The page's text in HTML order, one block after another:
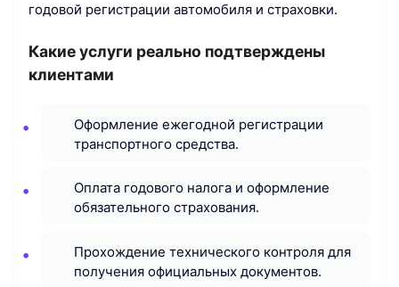
годовой регистрации автомобиля и страховки.
Какие услуги реально подтверждены
клиентами
Оформление ежегодной регистрации
транспортного средства.
Оплата годового налога и оформление
обязательного страхования.
Прохождение технического контроля для
получения официальных документов.